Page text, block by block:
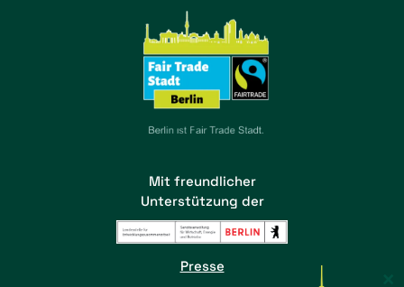
Mit freundlicher
Unterstützung der
Presse